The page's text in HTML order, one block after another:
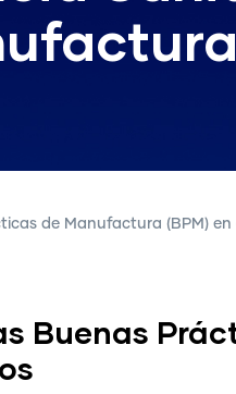
de Manufactura (BPM)
Buenas